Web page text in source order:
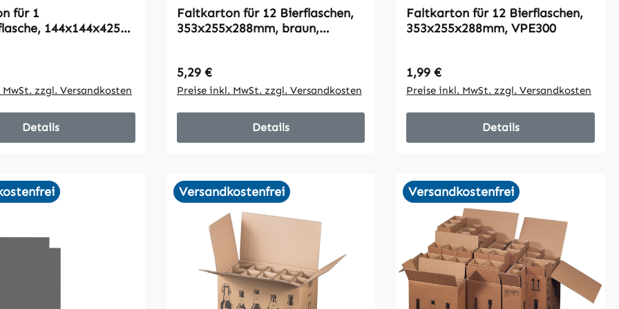
für 1
144x144x425
zzgl. Versandkosten
Details
Faltkarton für 12 Bierflaschen,
353x255x288mm, braun,
Regulärer Preis:
5,29 €
Preise inkl. MwSt. zzgl. Versandkosten
Details
Faltkarton für 12 Bierflaschen,
353x255x288mm, VPE300
Regulärer Preis:
1,99 €
Preise inkl. MwSt. zzgl. Versandkosten
Details
Versandkostenfrei Versandkostenfrei